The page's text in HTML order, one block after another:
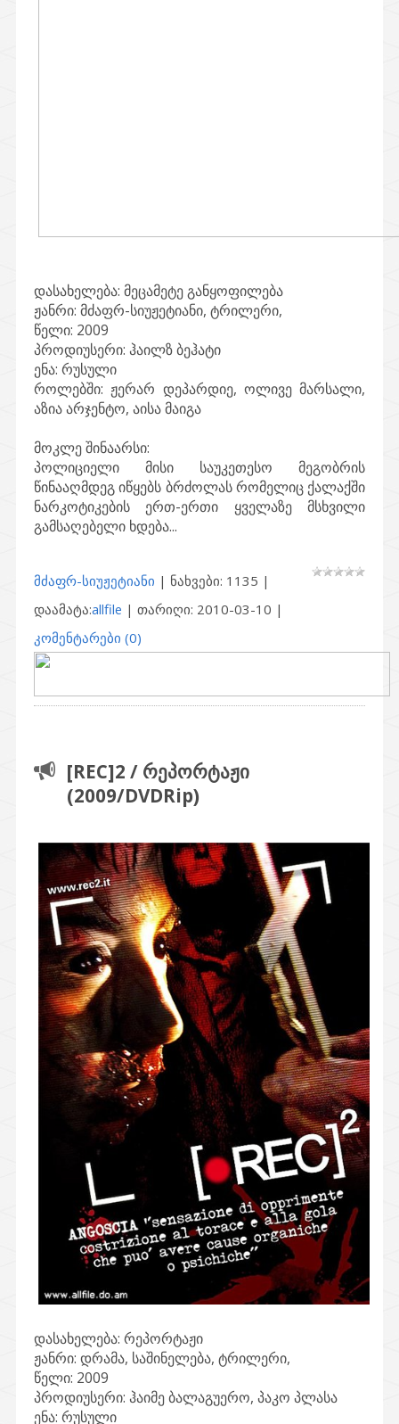
დასახელება: მეცამეტე განყოფილება
ჟანრი: მძაფრ-სიუჟეტიანი, ტრილერი,
წელი: 2009
პროდიუსერი: ჰაილზ ბეჰატი
ენა: რუსული
როლებში: ჟერარ დეპარდიე, ოლივე მარსალი,
აზია არჯენტო, აისა მაიგა
მოკლე შინაარსი:
პოლიციელი მისი საუკეთესო მეგობრის
წინააღმდეგ იწყებს ბრძოლას რომელიც ქალაქში
ნარკოტიკების ერთ-ერთი ყველაზე მსხვილი
გამსაღებელი ხდება...
მძაფრ-სიუჟეტიანი | ნახვები: 1135 |
დაამატა:allfile | თარიღი: 2010-03-10 |
კომენტარები (0)
[REC]2 / რეპორტაჟი
(2009/DVDRip)
დასახელება: რეპორტაჟი
ჟანრი: დრამა, საშინელება, ტრილერი,
წელი: 2009
პროდიუსერი: ჰაიმე ბალაგუერო, პაკო პლასა
ენა: რუსული